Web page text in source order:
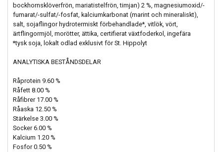
bockhornsklöverfrön, mariatistelfrön, timjan) 2 %, magnesiumoxid/-
fumarat/-sulfat/-fosfat, kalciumkarbonat (marint och mineraliskt),
salt, sojaflingor hydrotermiskt förbehandlade*, vitlök, vört,
ärtflingormjöl, morötter, ättika, certifierat växtfoderkol, ingefära
*tysk soja, lokalt odlad exklusivt för St. Hippolyt
ANALYTISKA BESTÅNDSDELAR
Råprotein 9.60 %
Råfett 8.00 %
Råfibrer 17.00 %
Råaska 12.50 %
Stärkelse 3.00 %
Socker 6.00 %
Kalcium 1.20 %
Fosfor 0.50 %